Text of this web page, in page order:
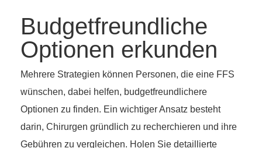
Budgetfreundliche
Optionen erkunden
Mehrere Strategien können Personen, die eine FFS
wünschen, dabei helfen, budgetfreundlichere
Optionen zu finden. Ein wichtiger Ansatz besteht
darin, Chirurgen gründlich zu recherchieren und ihre
Gebühren zu vergleichen. Holen Sie detaillierte